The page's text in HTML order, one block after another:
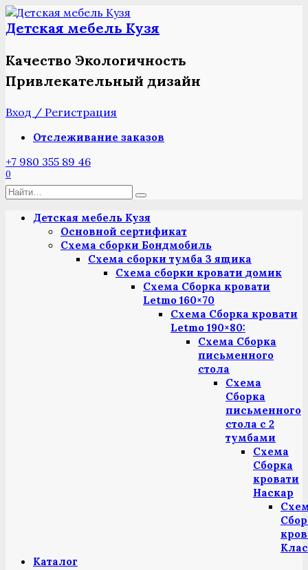
Перейти
к
содержанию
Детская мебель Кузя
Качество Экологичность
Привлекательный дизайн
Вход / Регистрация
Отслеживание заказов
+7 980 355 89 46
0
Search
Детская мебель Кузя
Основной сертификат
Схема сборки Бондмобиль
Схема сборки тумба 3 ящика
Схема сборки кровати домик
Схема Сборка кровати
Letmo 160×70
Схема Сборка кровати
Letmo 190×80:
Схема Сборка
письменного
стола
Схема
Сборка
письменного
стола с 2
тумбами
Схема
Сборка
кровати
Наскар
Каталог